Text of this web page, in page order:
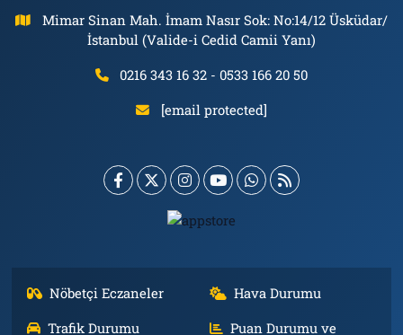
Mimar Sinan Mah. İmam Nasır Sok: No:14/12 Üsküdar/
İstanbul (Valide-i Cedid Camii Yanı)
0216 343 16 32 - 0533 166 20 50
[email protected]
Nöbetçi Eczaneler
Hava Durumu
Trafik Durumu
Puan Durumu ve